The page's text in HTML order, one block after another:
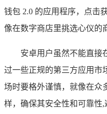
钱包 2.0 的应用程序，点击
像在数字商店里挑选心仪的
安卓用户虽然不能直接
过一些正规的第三方应用市
场时要格外谨慎，就像在众
样，确保其安全性和可靠性,